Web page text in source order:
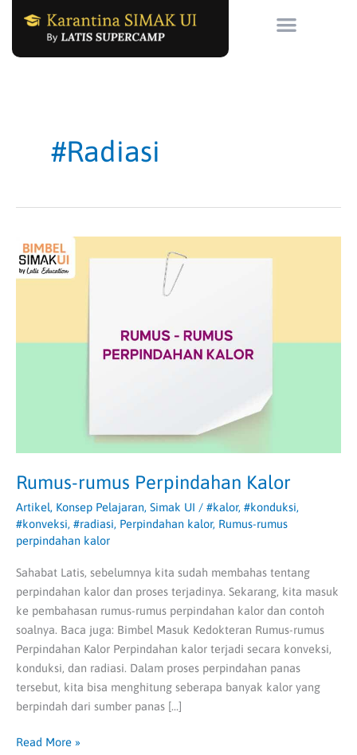
#radiasi
Rumus-rumus Perpindahan Kalor
Artikel, Konsep Pelajaran, Simak UI / #kalor, #konduksi,
#konveksi, #radiasi, Perpindahan kalor, Rumus-rumus
perpindahan kalor
Sahabat Latis, sebelumnya kita sudah membahas tentang
perpindahan kalor dan proses terjadinya. Sekarang, kita masuk
ke pembahasan rumus-rumus perpindahan kalor dan contoh
soalnya. Baca juga: Bimbel Masuk Kedokteran Rumus-rumus
Perpindahan Kalor Perpindahan kalor terjadi secara konveksi,
konduksi, dan radiasi. Dalam proses perpindahan panas
tersebut, kita bisa menghitung seberapa banyak kalor yang
berpindah dari sumber panas […]
Rumus-
rumus
Perpindahan
Read More »